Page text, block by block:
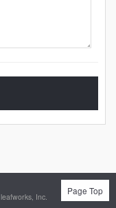
Page Top
leafworks, Inc.